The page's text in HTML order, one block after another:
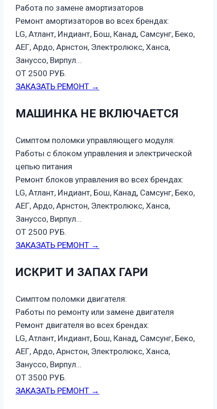
Работа по замене амортизаторов
Ремонт амортизаторов во всех брендах:
LG, Атлант, Индиант, Бош, Канад, Самсунг, Беко,
АЕГ, Ардо, Арнстон, Электролюкс, Ханса,
Зануссо, Вирпул...
ОТ 2500 РУБ.
ЗАКАЗАТЬ РЕМОНТ →
МАШИНКА НЕ ВКЛЮЧАЕТСЯ
Симптом поломки управляющего модуля:
Работы с блоком управления и электрической
цепью питания
Ремонт блоков управления во всех брендах:
LG, Атлант, Индиант, Бош, Канад, Самсунг, Беко,
АЕГ, Ардо, Арнстон, Электролюкс, Ханса,
Зануссо, Вирпул...
ОТ 2500 РУБ.
ЗАКАЗАТЬ РЕМОНТ →
ИСКРИТ И ЗАПАХ ГАРИ
Симптом поломки двигателя:
Работы по ремонту или замене двигателя
Ремонт двигателя во всех брендах:
LG, Атлант, Индиант, Бош, Канад, Самсунг, Беко,
АЕГ, Ардо, Арнстон, Электролюкс, Ханса,
Зануссо, Вирпул...
ОТ 3500 РУБ.
ЗАКАЗАТЬ РЕМОНТ →